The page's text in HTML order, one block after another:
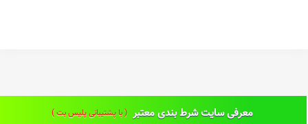
معرفی سایت شرط بندی معتبر ( با پشتیبانی پلیس بت )